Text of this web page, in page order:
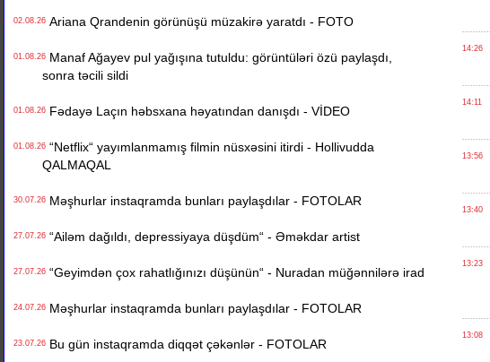
02.08.26Ariana Qrandenin görünüşü müzakirə yaratdı - FOTO
01.08.26Manaf Ağayev pul yağışına tutuldu: görüntüləri özü paylaşdı,
sonra təcili sildi
01.08.26Fədayə Laçın həbsxana həyatından danışdı - VİDEO
01.08.26“Netflix“ yayımlanmamış filmin nüsxəsini itirdi - Hollivudda
QALMAQAL
30.07.26Məşhurlar instaqramda bunları paylaşdılar - FOTOLAR
27.07.26“Ailəm dağıldı, depressiyaya düşdüm“ - Əməkdar artist
27.07.26“Geyimdən çox rahatlığınızı düşünün“ - Nuradan müğənnilərə irad
24.07.26Məşhurlar instaqramda bunları paylaşdılar - FOTOLAR
23.07.26Bu gün instaqramda diqqət çəkənlər - FOTOLAR
14:26
14:11
13:56
13:40
13:23
13:08